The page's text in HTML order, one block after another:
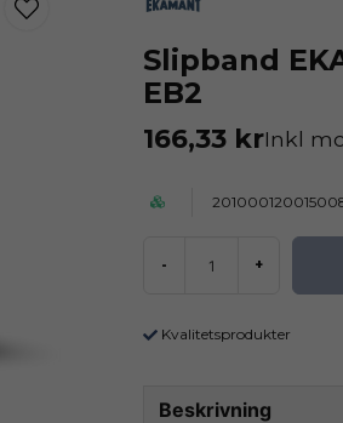
Slipband
EB2
166,33 krInkl
- +
Kvalitetsprodukter
Beskrivning